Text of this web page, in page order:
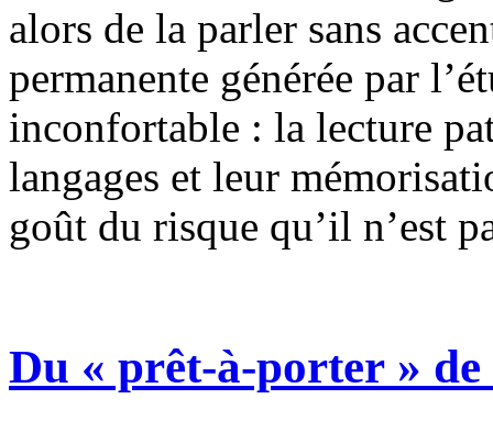
alors de la parler sans
permanente générée par
inconfortable : la lecture
langages et leur
goût du risque qu’il n’est
Du « prêt-à-porter »